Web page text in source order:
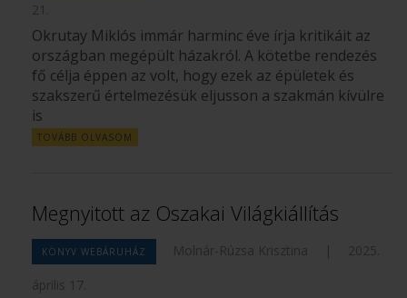
21.
Okrutay Miklós immár harminc éve írja kritikáit az
országban megépült házakról. A kötetbe rendezés
fő célja éppen az volt, hogy ezek az épületek és
szakszerű értelmezésük eljusson a szakmán kívülre
is
TOVÁBB OLVASOM
Megnyitott az Oszakai Világkiállítás
KÖNYV WEBÁRUHÁZ Molnár-Rúzsa Krisztina |
2025.
április 17.